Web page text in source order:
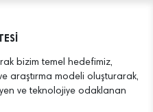
bizim temel hedefimiz,
araştırma modeli oluşturarak,
ve teknolojiye odaklanan